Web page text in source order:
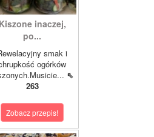
Kiszone inaczej,
po...
smak i
ogórków
⇖
263
Zobacz przepis!